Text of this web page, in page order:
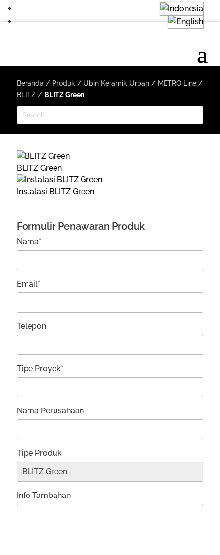
Beranda / Produk / Ubin Keramik Urban/ METRO Line/
BLITZ/ BLITZ Green
BLITZ Green
Instalasi BLITZ Green
Formulir Penawaran Produk
Nama*
Email*
Telepon
Tipe Proyek*
Nama Perusahaan
Tipe Produk
Info Tambahan